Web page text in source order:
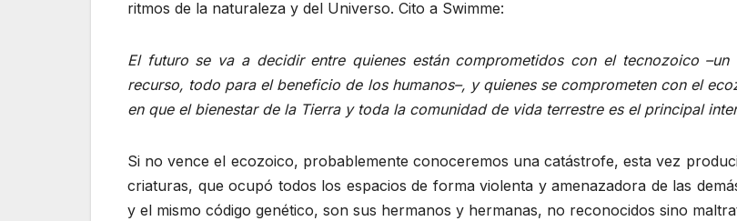
ritmos de la naturaleza y del Universo. Cito a Swimme:
El futuro se va a decidir entre quienes están comprometidos con el tecnozoico
recurso, todo para el beneficio de los humanos–, y quienes se comprometen con el
en que el bienestar de la Tierra y toda la comunidad de vida terrestre es el principal
Si no vence el ecozoico, probablemente conoceremos una catástrofe, esta vez
criaturas, que ocupó todos los espacios de forma violenta y amenazadora de las
y el mismo código genético, son sus hermanos y hermanas, no reconocidos sino